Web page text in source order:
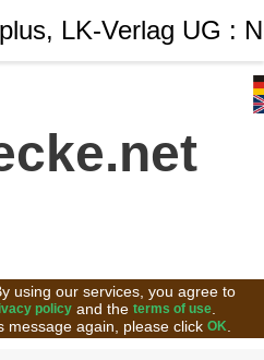
using our services, you agree to
policy and the terms of use
message again, please click OK
LK-Verlag UG :